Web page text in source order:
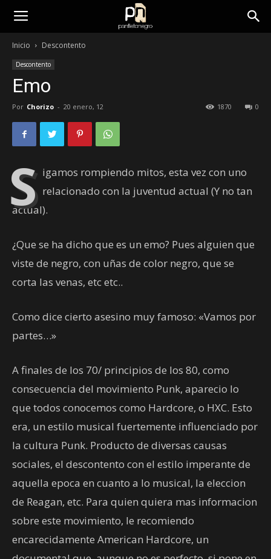
panfletonegro
Inicio Descontento
Descontento
Emo
Por Chorizo - 20 enero, 12 0
1870
S igamos rompiendo mitos, esta vez con uno
relacionado con la juventud actual (Y no tan
actual).
¿Que se ha dicho que es un emo? Pues alguien que
viste de negro, con uñas de color negro, que se
corta las venas, etc etc..
Como dice cierto asesino muy famoso: «Vamos por
partes…»
A finales de los 70/ principios de los 80, como
consecuencia del movimiento Punk, aparecio lo
que todos conocemos como Hardcore, o HXC. Esto
era, un estilo musical fuertemente influenciado por
la cultura Punk. Producto de diversas causas
sociales, el descontento con el estilo imperante de
aquella epoca en cuanto a lo musical, la eleccion
de Reagan, etc. Para quien quiera mas informacion
sobre este movimiento, le recomiendo
encarecidamente American Hardcore, un